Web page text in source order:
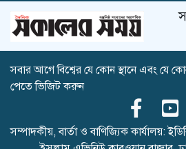
সবার আগে বিশ্বের যে কোন স্থানে এবং যে
পেতে ভিজিট করুন
সম্পাদকীয়, বার্তা ও বাণিজ্যিক কার্যালয়: